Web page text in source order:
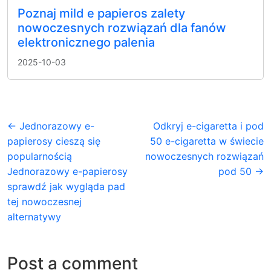
Poznaj mild e papieros zalety
nowoczesnych rozwiązań dla fanów
elektronicznego palenia
2025-10-03
← Jednorazowy e-
papierosy cieszą się
popularnością
Jednorazowy e-papierosy
sprawdź jak wygląda pad
tej nowoczesnej
alternatywy
Odkryj e-cigaretta i pod
50 e-cigaretta w świecie
nowoczesnych rozwiązań
pod 50 →
Post a comment